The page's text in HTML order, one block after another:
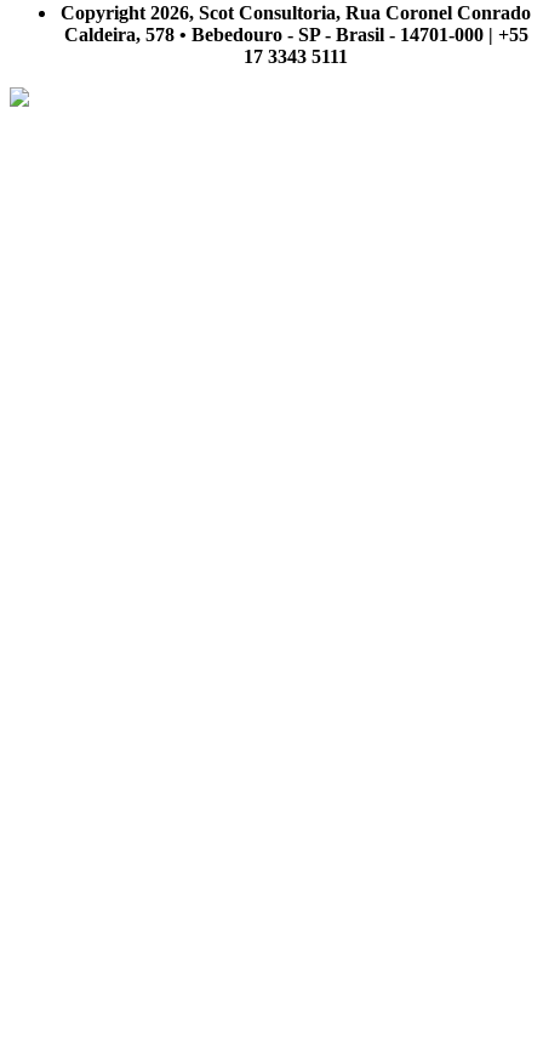
Copyright 2026, Scot Consultoria, Rua Coronel Conrado
Caldeira, 578 • Bebedouro - SP - Brasil - 14701-000 | +55
17 3343 5111